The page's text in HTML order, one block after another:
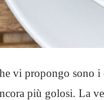
vi propongo sono i
più golosi. La